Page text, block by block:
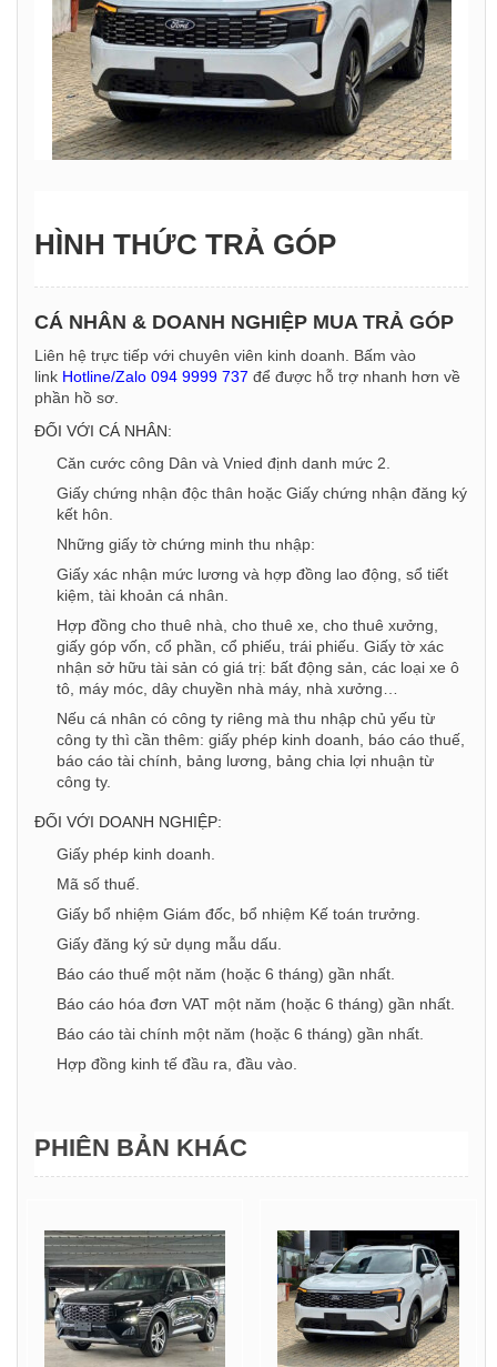
HÌNH THỨC TRẢ GÓP
CÁ NHÂN & DOANH NGHIỆP MUA TRẢ GÓP
Liên hệ trực tiếp với chuyên viên kinh doanh. Bấm vào
link Hotline/Zalo 094 9999 737 để được hỗ trợ nhanh hơn về
phần hồ sơ.
ĐỐI VỚI CÁ NHÂN:
Căn cước công Dân và Vnied định danh mức 2.
Giấy chứng nhận độc thân hoặc Giấy chứng nhận đăng ký
kết hôn.
Những giấy tờ chứng minh thu nhập:
Giấy xác nhận mức lương và hợp đồng lao động, sổ tiết
kiệm, tài khoản cá nhân.
Hợp đồng cho thuê nhà, cho thuê xe, cho thuê xưởng,
giấy góp vốn, cổ phần, cổ phiếu, trái phiếu. Giấy tờ xác
nhận sở hữu tài sản có giá trị: bất động sản, các loại xe ô
tô, máy móc, dây chuyền nhà máy, nhà xưởng…
Nếu cá nhân có công ty riêng mà thu nhập chủ yếu từ
công ty thì cần thêm: giấy phép kinh doanh, báo cáo thuế,
báo cáo tài chính, bảng lương, bảng chia lợi nhuận từ
công ty.
ĐỐI VỚI DOANH NGHIỆP:
Giấy phép kinh doanh.
Mã số thuế.
Giấy bổ nhiệm Giám đốc, bổ nhiệm Kế toán trưởng.
Giấy đăng ký sử dụng mẫu dấu.
Báo cáo thuế một năm (hoặc 6 tháng) gần nhất.
Báo cáo hóa đơn VAT một năm (hoặc 6 tháng) gần nhất.
Báo cáo tài chính một năm (hoặc 6 tháng) gần nhất.
Hợp đồng kinh tế đầu ra, đầu vào.
PHIÊN BẢN KHÁC